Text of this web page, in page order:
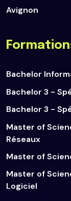
Avignon
Bachelor
Bachelor 3 -
Bachelor 3 -
Master of
Réseaux
Master of
Master of
Logiciel